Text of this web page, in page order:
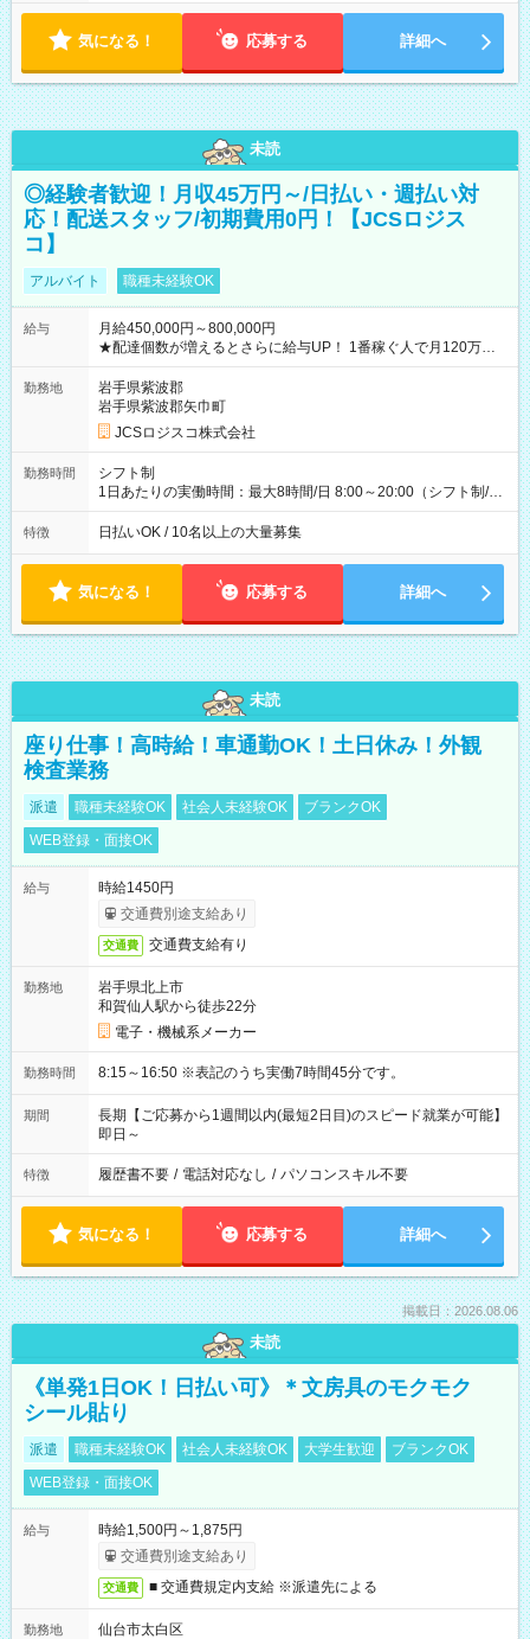
気になる！ 応募する 詳細へ
未読
◎経験者歓迎！月収45万円～/日払い・週払い対
応！配送スタッフ/初期費用0円！【JCSロジス
コ】
アルバイト 職種未経験OK
給与
月給450,000円～800,000円
★配達個数が増えるとさらに給与UP！ 1番稼ぐ人で月120万ほ
ど！ ・主要都市エリア 月収55万円／週5日稼働 月収65万~112
万円／週6日稼働 ・地方郊外エリア 月収40万円／週5日稼働 月
収40万円~50万円／週6日稼働 ＜モデルイメージ＞ ■月収50万
円 (27歳男性/江東区在住)※元建築関係 1日150個配達×25日勤務
(日休み) ■月収80万円(43歳男性/墨田区在住)※元営業 1日200個
勤務地
岩手県紫波郡
岩手県紫波郡矢巾町
JCSロジスコ株式会社
勤務時間
シフト制
1日あたりの実働時間：最大8時間/日 8:00～20:00（シフト制/実
働8時間） ※週5日勤務（場所次第では週4も有り） ※配達状況
によって時間外での勤務可能性有り ※案件により多少の前後あ
特徴 日払いOK / 10名以上の大量募集
気になる！ 応募する 詳細へ
未読
座り仕事！高時給！車通勤OK！土日休み！外観
検査業務
派遣 職種未経験OK 社会人未経験OK
ブランクOK
WEB登録・面接OK
給与
時給1450円
交通費別途支給あり
交通費 交通費支給有り
勤務地
岩手県北上市
和賀仙人駅から徒歩22分
電子・機械系メーカー
勤務時間 8:15～16:50 ※表記のうち実働7時間45分です。
期間
長期【ご応募から1週間以内(最短2日目)のスピード就業が可能】
即日～
特徴 履歴書不要 / 電話対応なし / パソコンスキル不要
気になる！ 応募する 詳細へ
掲載日：2026.08.06
未読
《単発1日OK！日払い可》＊文房具のモクモク
シール貼り
派遣 職種未経験OK 社会人未経験OK 大学生歓迎
ブランクOK
WEB登録・面接OK
給与
時給1,500円～1,875円
交通費別途支給あり
交通費 ■ 交通費規定内支給 ※派遣先による
勤務地
仙台市太白区